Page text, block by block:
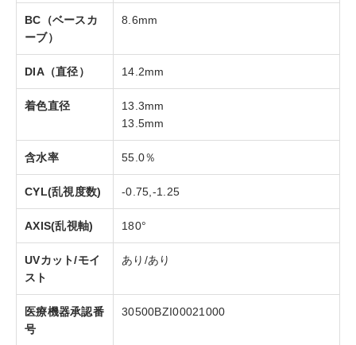
BC（ベースカ
ーブ）
8.6mm
DIA（直径） 14.2mm
着色直径
13.3mm
13.5mm
含水率 55.0％
CYL(乱視度数) -0.75,-1.25
AXIS(乱視軸) 180°
UVカット/モイ
スト
あり/あり
医療機器承認番
号
30500BZI00021000